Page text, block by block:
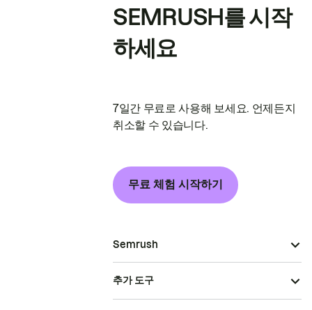
SEMRUSH를 시작
하세요
7일간 무료로 사용해 보세요. 언제든지
취소할 수 있습니다.
무료 체험 시작하기
Semrush
추가 도구